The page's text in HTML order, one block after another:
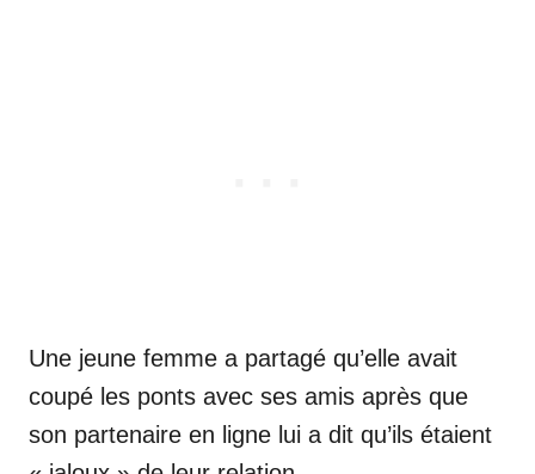
Une jeune femme a partagé qu’elle avait
coupé les ponts avec ses amis après que
son partenaire en ligne lui a dit qu’ils étaient